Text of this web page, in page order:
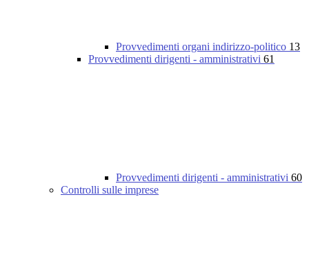
Provvedimenti organi indirizzo-politico 13
Provvedimenti dirigenti - amministrativi 61
Provvedimenti dirigenti - amministrativi 60
Controlli sulle imprese